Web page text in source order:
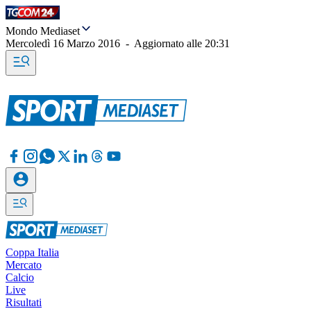
Mondo Mediaset
Mercoledì 16 Marzo 2016 - Aggiornato alle 20:31
Coppa Italia
Mercato
Calcio
Live
Risultati